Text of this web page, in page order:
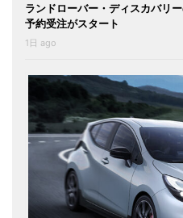
ランドローバー・ディスカバリ
予約受注がスタート
1日 ago